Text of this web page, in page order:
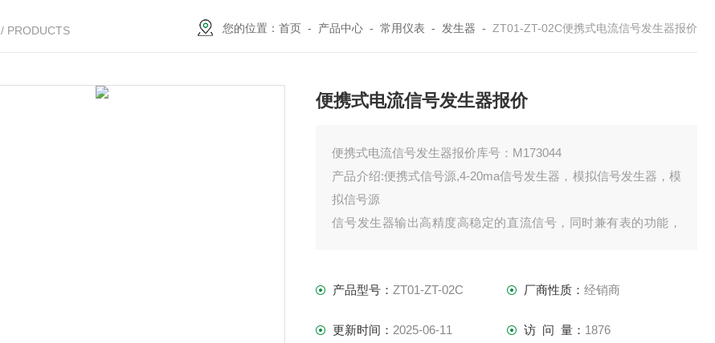
/ PRODUCTS 您的位置： 首页 - 产品中心 - 常用仪表 - 发生器 - ZT01-ZT-02C便携式电流信号发生器报价
便携式电流信号发生器报价
便携式电流信号发生器报价库号：M173044
产品介绍:便携式信号源,4-20ma信号发生器，模拟信号发生器，模
拟信号源
信号发生器输出高精度高稳定的直流信号，同时兼有表的功能，
使用户误将输出端接到220VAC，也不会使信号发生器烧坏。
产品型号：ZT01-ZT-02C 厂商性质： 经销商
更新时间： 2025-06-11 访 问 量： 1876